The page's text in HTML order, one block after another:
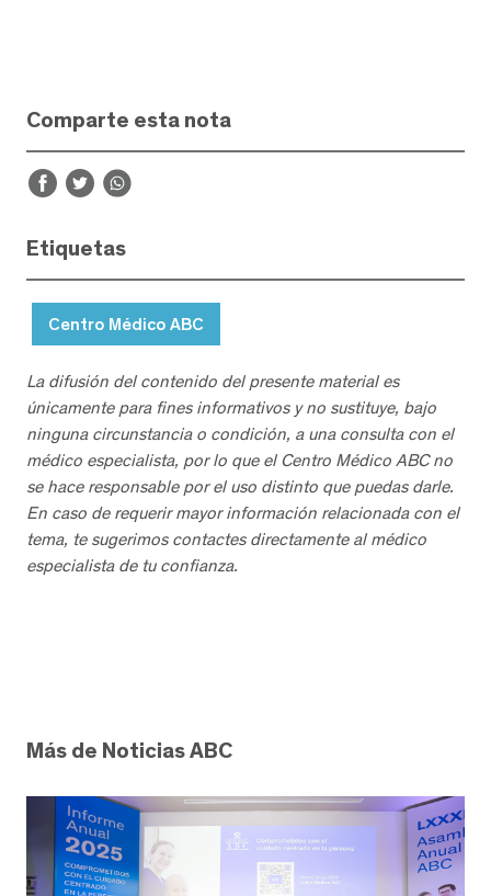
Comparte esta nota
Etiquetas
Centro Médico ABC
La difusión del contenido del presente material es
únicamente para fines informativos y no sustituye, bajo
ninguna circunstancia o condición, a una consulta con el
médico especialista, por lo que el Centro Médico ABC no
se hace responsable por el uso distinto que puedas darle.
En caso de requerir mayor información relacionada con el
tema, te sugerimos contactes directamente al médico
especialista de tu confianza.
Más de Noticias ABC